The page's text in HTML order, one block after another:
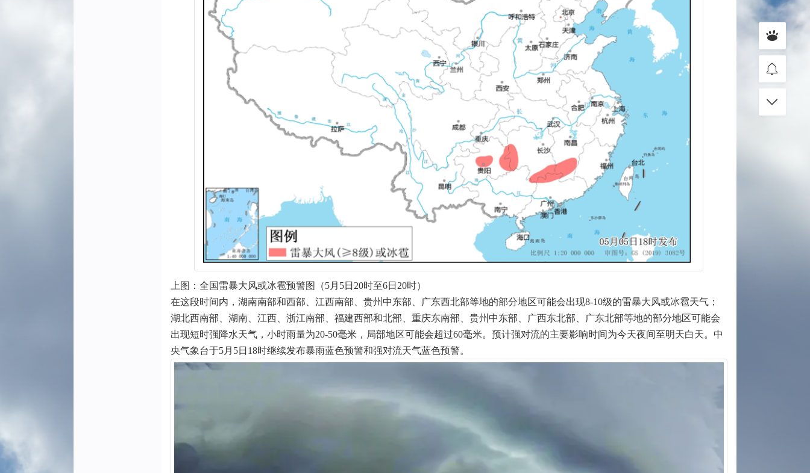
上图：全国雷暴大风或冰雹预警图（5月5日20时至6日20时）
在这段时间内，湖南南部和西部、江西南部、贵州中东部、广东西北部等地的部分地区可能会出现8-10级的雷暴大风或冰雹天气；
湖北西南部、湖南、江西、浙江南部、福建西部和北部、重庆东南部、贵州中东部、广西东北部、广东北部等地的部分地区可能会
出现短时强降水天气，小时雨量为20-50毫米，局部地区可能会超过60毫米。预计强对流的主要影响时间为今天夜间至明天白天。中
央气象台于5月5日18时继续发布暴雨蓝色预警和强对流天气蓝色预警。